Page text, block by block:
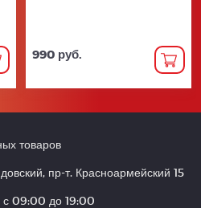
990 руб.
товаров
пр-т. Красноармейский 15
с 09:00 до 19:00